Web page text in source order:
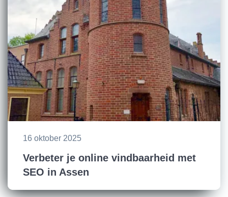
16 oktober 2025
Verbeter je online vindbaarheid met
SEO in Assen